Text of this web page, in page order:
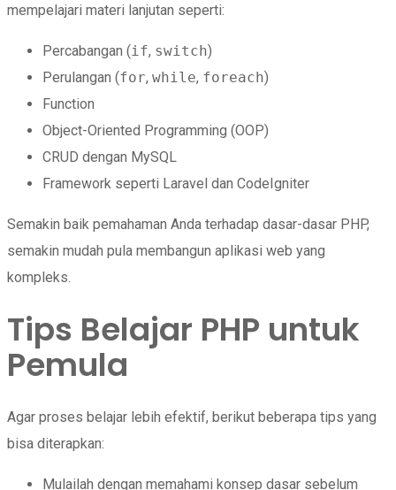
mempelajari materi lanjutan seperti:
Percabangan (if, switch)
Perulangan (for, while, foreach)
Function
Object-Oriented Programming (OOP)
CRUD dengan MySQL
Framework seperti Laravel dan CodeIgniter
Semakin baik pemahaman Anda terhadap dasar-dasar PHP,
semakin mudah pula membangun aplikasi web yang
kompleks.
Tips Belajar PHP untuk
Pemula
Agar proses belajar lebih efektif, berikut beberapa tips yang
bisa diterapkan:
Mulailah dengan memahami konsep dasar sebelum